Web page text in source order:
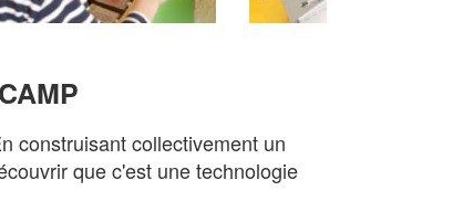
construisant collectivement un
que c'est une technologie